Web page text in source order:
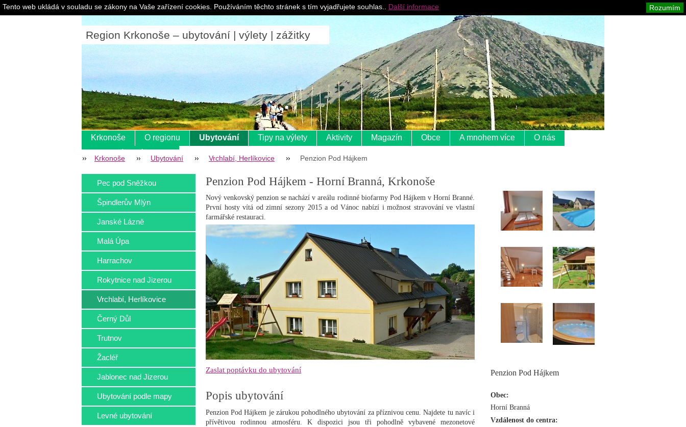
Region Krkonoše – ubytování | výlety | zážitky
Pro ubytovatele
Krkonoše O regionu Ubytování Tipy na výlety Aktivity Magazín Obce A mnohem více
O nás
Krkonoše Ubytování Vrchlabí, Herlíkovice Penzion Pod Hájkem
Penzion Pod Hájkem
Obec:
Horní Branná
Vzdálenost do centra:
Penzion Pod Hájkem - Horní Branná, Krkonoše
Nový venkovský penzion se nachází v areálu rodinné biofarmy Pod Hájkem v Horní Branné.
První hosty vítá od zimní sezony 2015 a od Vánoc nabízí i možnost stravování ve vlastní
farmářské restauraci.
Zaslat poptávku do ubytování
Popis ubytování
Penzion Pod Hájkem je zárukou pohodlného ubytování za příznivou cenu. Najdete tu navíc i
přívětivou rodinnou atmosféru. K dispozici jsou tři pohodlně vybavené mezonetové
Pec pod Sněžkou
Špindlerův Mlýn
Janské Lázně
Malá Úpa
Harrachov
Rokytnice nad Jizerou
Vrchlabí, Herlíkovice
Černý Důl
Trutnov
Žacléř
Jablonec nad Jizerou
Ubytování podle mapy
Levné ubytování
Tento web ukládá v souladu se zákony na Vaše zařízení cookies. Používáním těchto stránek s tím vyjadřujete souhlas.. Rozumím
Další informace